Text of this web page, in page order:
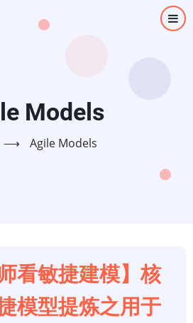
Models
⟶ Agile Models
看敏捷建模】核
模型提炼之用于